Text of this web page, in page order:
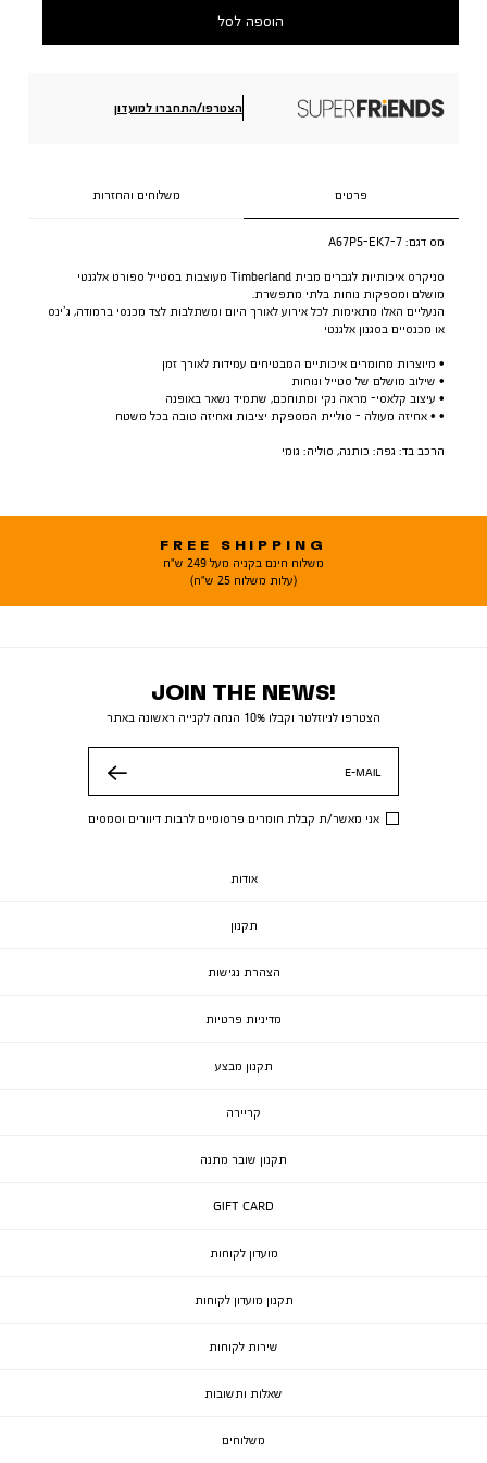
הוספה לסל
הצטרפו/התחברו למועדון
פרטים משלוחים והחזרות
מס דגם: A67P5-EK7-7
סניקרס איכותיות לגברים מבית Timberland מעוצבות בסטייל ספורט אלגנטי
מושלם ומספקות נוחות בלתי מתפשרת.
הנעליים האלו מתאימות לכל אירוע לאורך היום ומשתלבות לצד מכנסי ברמודה, ג’ינס
או מכנסיים בסגנון אלגנטי
• מיוצרות מחומרים איכותיים המבטיחים עמידות לאורך זמן
• שילוב מושלם של סטייל ונוחות
• עיצוב קלאסי- מראה נקי ומתוחכם, שתמיד נשאר באופנה
• • אחיזה מעולה - סוליית המספקת יציבות ואחיזה טובה בכל משטח
הרכב בד: גפה: כותנה, סוליה: גומי
FREE SHIPPING
משלוח חינם בקניה מעל 249 ש"ח
(עלות משלוח 25 ש"ח)
JOIN THE NEWS!
הצטרפו לניוזלטר וקבלו 10% הנחה לקנייה ראשונה באתר
E-MAIL
אני מאשר/ת קבלת חומרים פרסומיים לרבות דיוורים וסמסים
אודות
תקנון
הצהרת נגישות
מדיניות פרטיות
תקנון מבצע
קריירה
תקנון שובר מתנה
GIFT CARD
מועדון לקוחות
תקנון מועדון לקוחות
שירות לקוחות
שאלות ותשובות
משלוחים